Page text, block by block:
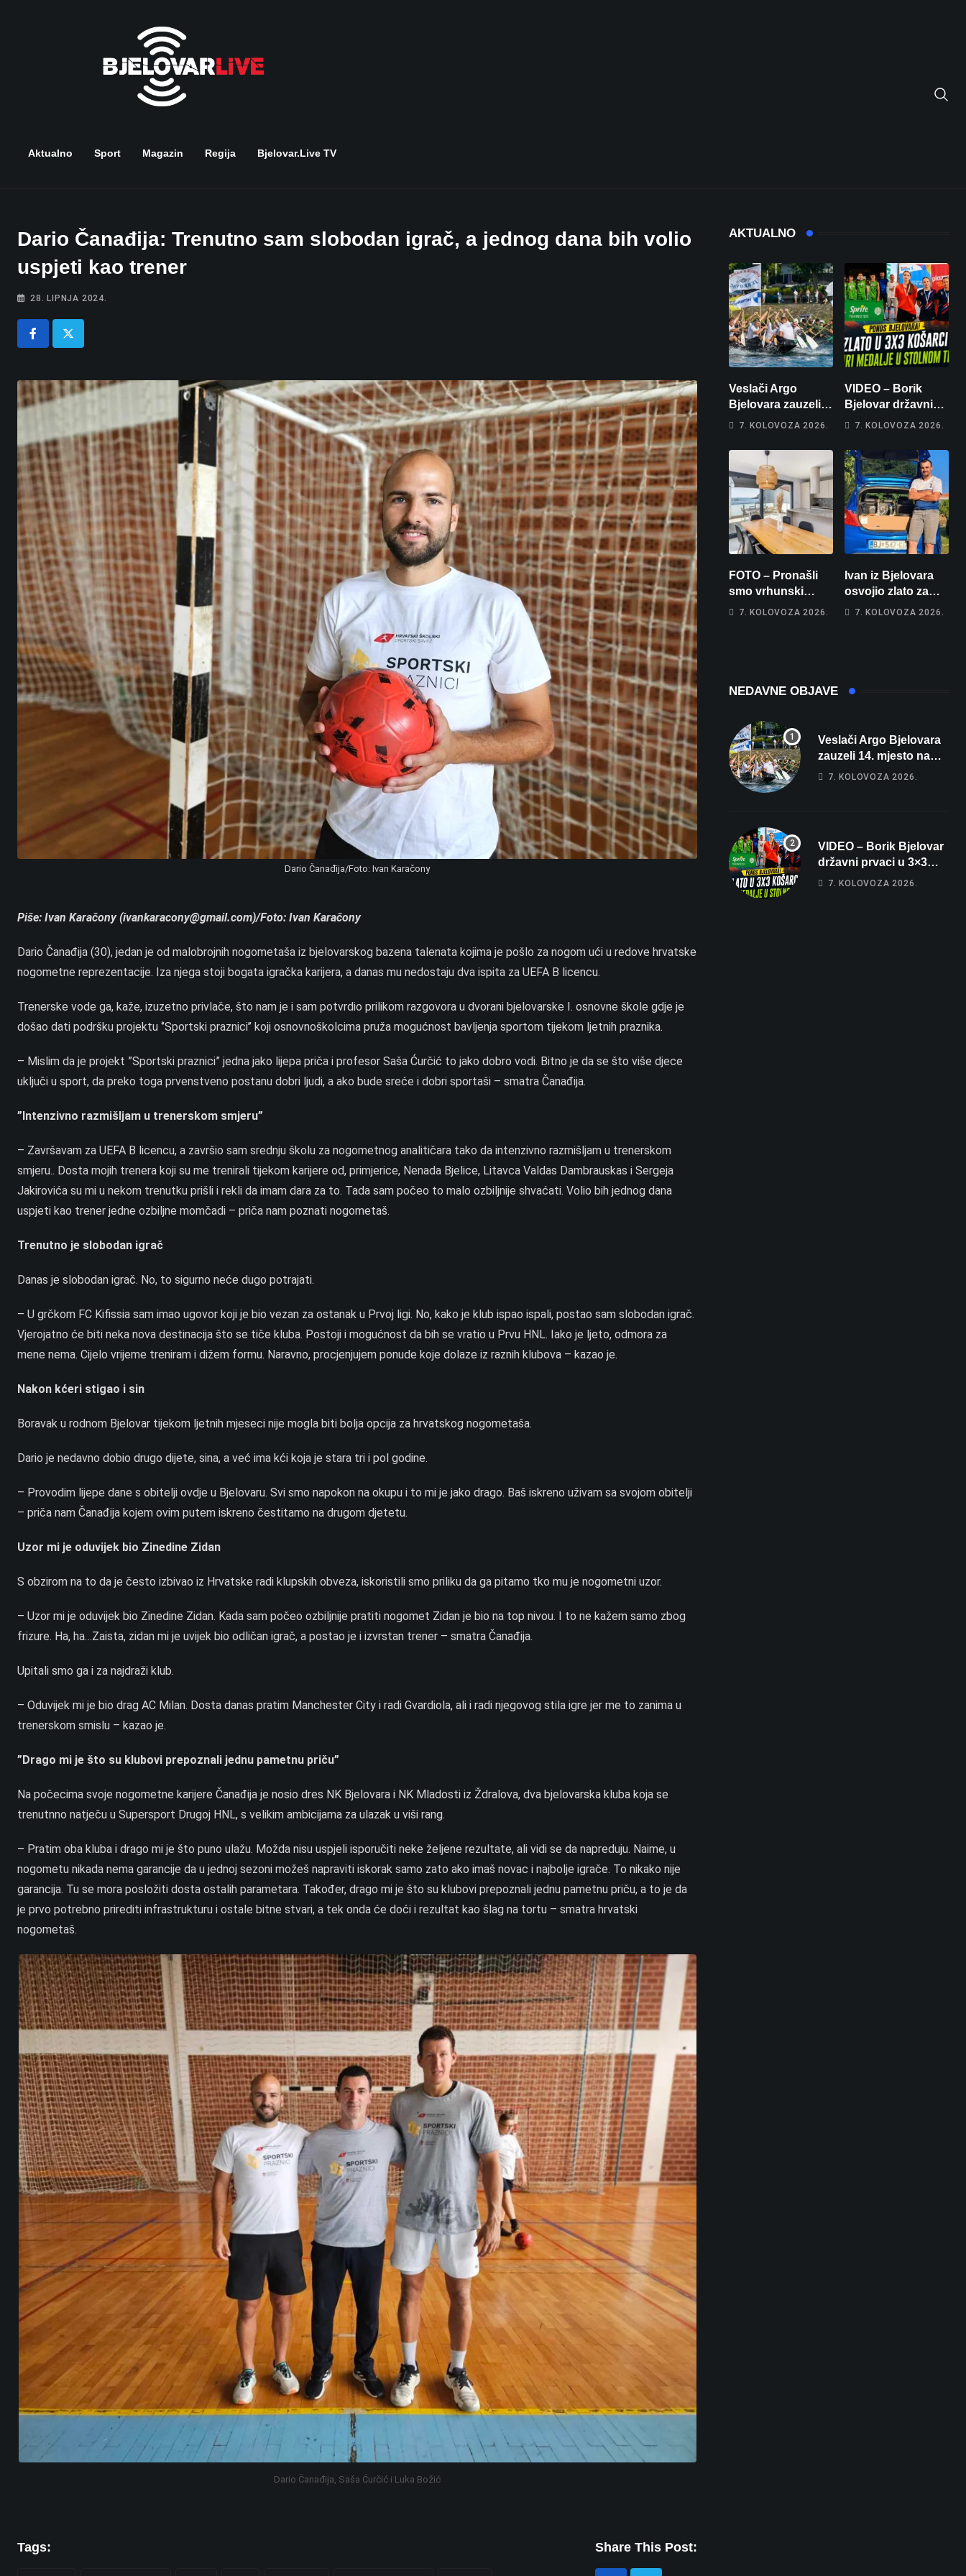
Aktualno Sport Magazin Regija Bjelovar.live TV
Dario Čanađija: Trenutno sam slobodan igrač, a jednog dana bih volio
uspjeti kao trener
28. LIPNJA 2024.
Dario Čanađija/Foto: Ivan Karačony
Piše: Ivan Karačony (ivankaracony@gmail.com)/Foto: Ivan Karačony
Dario Čanađija (30), jedan je od malobrojnih nogometaša iz bjelovarskog bazena talenata kojima je pošlo za nogom ući u redove hrvatske
nogometne reprezentacije. Iza njega stoji bogata igračka karijera, a danas mu nedostaju dva ispita za UEFA B licencu.
Trenerske vode ga, kaže, izuzetno privlače, što nam je i sam potvrdio prilikom razgovora u dvorani bjelovarske I. osnovne škole gdje je
došao dati podršku projektu ‘’Sportski praznici’’ koji osnovnoškolcima pruža mogućnost bavljenja sportom tijekom ljetnih praznika.
– Mislim da je projekt ”Sportski praznici” jedna jako lijepa priča i profesor Saša Ćurčić to jako dobro vodi. Bitno je da se što više djece
uključi u sport, da preko toga prvenstveno postanu dobri ljudi, a ako bude sreće i dobri sportaši – smatra Čanađija.
”Intenzivno razmišljam u trenerskom smjeru”
– Završavam za UEFA B licencu, a završio sam srednju školu za nogometnog analitičara tako da intenzivno razmišljam u trenerskom
smjeru.. Dosta mojih trenera koji su me trenirali tijekom karijere od, primjerice, Nenada Bjelice, Litavca Valdas Dambrauskas i Sergeja
Jakirovića su mi u nekom trenutku prišli i rekli da imam dara za to. Tada sam počeo to malo ozbiljnije shvaćati. Volio bih jednog dana
uspjeti kao trener jedne ozbiljne momčadi – priča nam poznati nogometaš.
Trenutno je slobodan igrač
Danas je slobodan igrač. No, to sigurno neće dugo potrajati.
– U grčkom FC Kifissia sam imao ugovor koji je bio vezan za ostanak u Prvoj ligi. No, kako je klub ispao ispali, postao sam slobodan igrač.
Vjerojatno će biti neka nova destinacija što se tiče kluba. Postoji i mogućnost da bih se vratio u Prvu HNL. Iako je ljeto, odmora za
mene nema. Cijelo vrijeme treniram i dižem formu. Naravno, procjenjujem ponude koje dolaze iz raznih klubova – kazao je.
Nakon kćeri stigao i sin
Boravak u rodnom Bjelovar tijekom ljetnih mjeseci nije mogla biti bolja opcija za hrvatskog nogometaša.
Dario je nedavno dobio drugo dijete, sina, a već ima kći koja je stara tri i pol godine.
– Provodim lijepe dane s obitelji ovdje u Bjelovaru. Svi smo napokon na okupu i to mi je jako drago. Baš iskreno uživam sa svojom obitelji
– priča nam Čanađija kojem ovim putem iskreno čestitamo na drugom djetetu.
Uzor mi je oduvijek bio Zinedine Zidan
S obzirom na to da je često izbivao iz Hrvatske radi klupskih obveza, iskoristili smo priliku da ga pitamo tko mu je nogometni uzor.
– Uzor mi je oduvijek bio Zinedine Zidan. Kada sam počeo ozbiljnije pratiti nogomet Zidan je bio na top nivou. I to ne kažem samo zbog
frizure. Ha, ha…Zaista, zidan mi je uvijek bio odličan igrač, a postao je i izvrstan trener – smatra Čanađija.
Upitali smo ga i za najdraži klub.
– Oduvijek mi je bio drag AC Milan. Dosta danas pratim Manchester City i radi Gvardiola, ali i radi njegovog stila igre jer me to zanima u
trenerskom smislu – kazao je.
”Drago mi je što su klubovi prepoznali jednu pametnu priču”
Na počecima svoje nogometne karijere Čanađija je nosio dres NK Bjelovara i NK Mladosti iz Ždralova, dva bjelovarska kluba koja se
trenutnno natječu u Supersport Drugoj HNL, s velikim ambicijama za ulazak u viši rang.
– Pratim oba kluba i drago mi je što puno ulažu. Možda nisu uspjeli isporučiti neke željene rezultate, ali vidi se da napreduju. Naime, u
nogometu nikada nema garancije da u jednoj sezoni možeš napraviti iskorak samo zato ako imaš novac i najbolje igrače. To nikako nije
garancija. Tu se mora posložiti dosta ostalih parametara. Također, drago mi je što su klubovi prepoznali jednu pametnu priču, a to je da
je prvo potrebno prirediti infrastrukturu i ostale bitne stvari, a tek onda će doći i rezultat kao šlag na tortu – smatra hrvatski
nogometaš.
Dario Čanađija, Saša Ćurčić i Luka Božić
Tags: Share This Post:
AKTUALNO
Veslači Argo
Bjelovara zauzeli
14. mjesto na
7. KOLOVOZA 2026.
VIDEO – Borik
Bjelovar državni
prvaci u 3×3
Končar je
prvakinja Hrvatske
u stolnom tenisu!
7. KOLOVOZA 2026.
FOTO – Pronašli
smo vrhunski
apartman za
7. KOLOVOZA 2026.
Ivan iz Bjelovara
osvojio zlato za
najglasniji audio
7. KOLOVOZA 2026.
NEDAVNE OBJAVE
Veslači Argo Bjelovara
zauzeli 14. mjesto na
brzincu
7. KOLOVOZA 2026.
VIDEO – Borik Bjelovar
državni prvaci u 3×3
košarci, Klara Končar je
7. KOLOVOZA 2026.